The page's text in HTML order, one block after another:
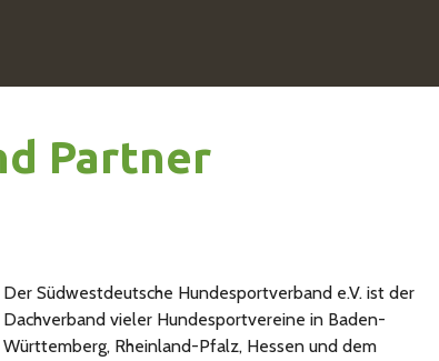
Partner
Der Südwestdeutsche Hundesportverband e.V. ist der
Dachverband vieler Hundesportvereine in Baden-
Württemberg, Rheinland-Pfalz, Hessen und dem